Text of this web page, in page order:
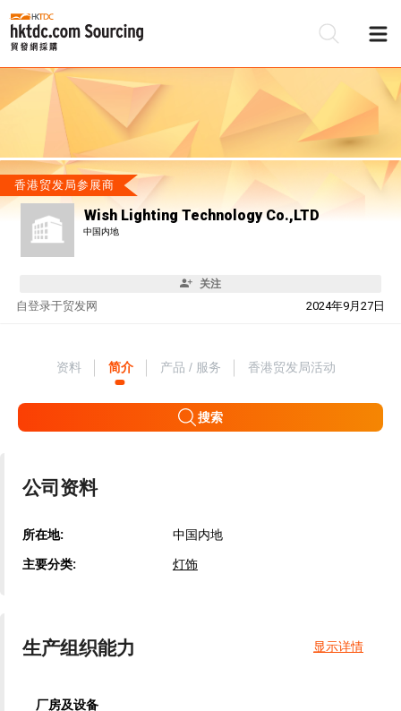
香港贸发局参展商
Wish Lighting Technology Co.,LTD
中国内地
关注
自 2024年9月27日
登录于贸发网
资料 简介 产品 / 服务 香港贸发局活动
搜索
公司资料
所在地: 中国内地
主要分类: 灯饰
生产组织能力 显示详情
厂房及设备